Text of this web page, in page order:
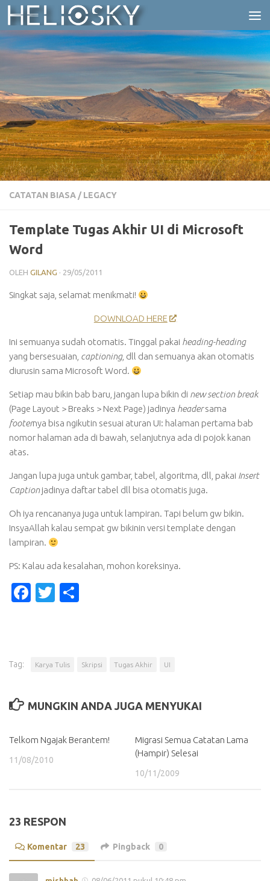
Skip to content
CATATAN BIASA / LEGACY
Template Tugas Akhir UI di Microsoft
Word
OLEH GILANG · 29/05/2011
Singkat saja, selamat menikmati!
DOWNLOAD HERE
Ini semuanya sudah otomatis. Tinggal pakai heading-heading
yang bersesuaian, captioning, dll dan semuanya akan otomatis
diurusin sama Microsoft Word.
Setiap mau bikin bab baru, jangan lupa bikin di new section break
(Page Layout > Breaks > Next Page) jadinya headersama
footernya bisa ngikutin sesuai aturan UI: halaman pertama bab
nomor halaman ada di bawah, selanjutnya ada di pojok kanan
atas.
Jangan lupa juga untuk gambar, tabel, algoritma, dll, pakai Insert
Captionjadinya daftar tabel dll bisa otomatis juga.
Oh iya rencananya juga untuk lampiran. Tapi belum gw bikin.
InsyaAllah kalau sempat gw bikinin versi template dengan
lampiran.
PS: Kalau ada kesalahan, mohon koreksinya.
Facebook
Twitter
Tag: Karya Tulis Skripsi Tugas Akhir UI
MUNGKIN ANDA JUGA MENYUKAI
Telkom Ngajak Berantem!
11/08/2010
Migrasi Semua Catatan Lama
(Hampir) Selesai
10/11/2009
23 RESPON
Komentar 23 Pingback 0